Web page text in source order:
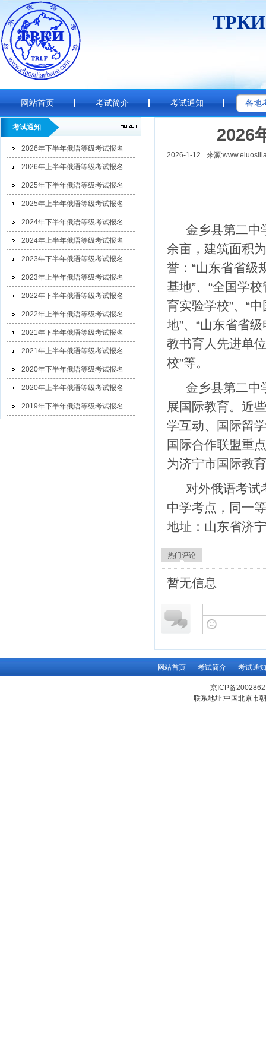
网站首页 考试简介 考试通知 各地
考试通知
2026年下半年俄语等级考试报名
2026年上半年俄语等级考试报名
2025年下半年俄语等级考试报名
2025年上半年俄语等级考试报名
2024年下半年俄语等级考试报名
2024年上半年俄语等级考试报名
2023年下半年俄语等级考试报名
2023年上半年俄语等级考试报名
2022年下半年俄语等级考试报名
2022年上半年俄语等级考试报名
2021年下半年俄语等级考试报名
2021年上半年俄语等级考试报名
2020年下半年俄语等级考试报名
2020年上半年俄语等级考试报名
2019年下半年俄语等级考试报名
2026
2026-1-12 来源
金乡县第二中
余亩，建筑面积
誉：“山东省省级
基地”、“全国学
育实验学校”、“
地”、“山东省省
教书育人先进单
校”等。
金乡县第二中
展国际教育。近
学互动、国际留
国际合作联盟重
为济宁市国际教
对外俄语考试
中学考点，同一
地址：山东省济
热门评论
暂无信息
网站首页 考试简介 考试通知
京ICP备
联系地址:中国北京市